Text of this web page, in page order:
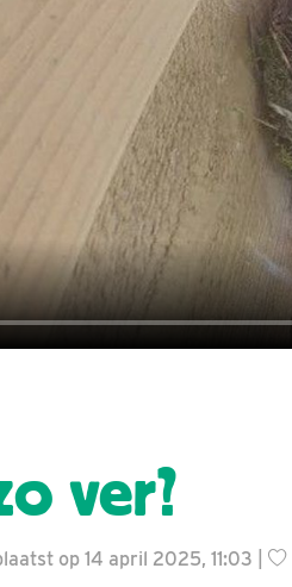
ver?
op 14 april 2025, 11:03 |